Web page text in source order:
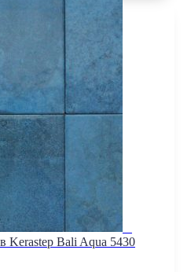
Kerastep Bali Aqua 5430